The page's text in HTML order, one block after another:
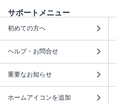
サポートメニュー
初めての方へ
ヘルプ・お問合せ
重要なお知らせ
ホームアイコンを追加